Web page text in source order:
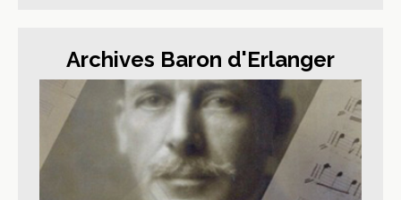
Archives Baron d'Erlanger